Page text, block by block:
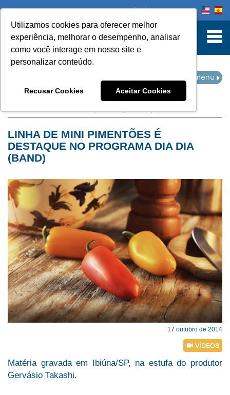
Utilizamos cookies para oferecer melhor
experiência, melhorar o desempenho, analisar
como você interage em nosso site e
personalizar conteúdo.
Recusar Cookies Aceitar Cookies
to Content
Onde comprar
LINHA DE MINI PIMENTÕES É
DESTAQUE NO PROGRAMA DIA DIA
(BAND)
17 outubro de 2014
Matéria gravada em Ibiúna/SP, na estufa do produtor
Gervásio Takashi.